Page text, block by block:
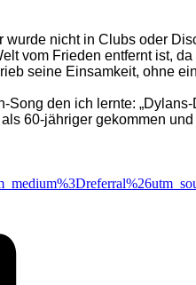
wurde nicht in Clubs oder
vom Frieden entfernt ist,
seine Einsamkeit, ohne
den ich lernte: „Dylans-
60-jähriger gekommen